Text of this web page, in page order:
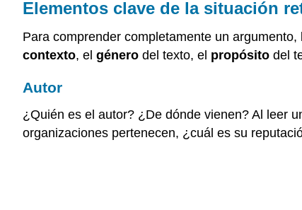
Elementos clave de la situación
Para comprender completamente un
contexto, el género del texto, el propósito del
Autor
¿Quién es el autor? ¿De dónde vienen? Al leer
organizaciones pertenecen, ¿cuál es su